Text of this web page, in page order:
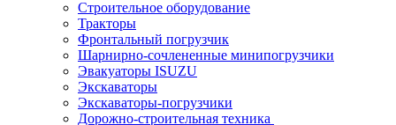
Строительное оборудование
Тракторы
Фронтальный погрузчик
Шарнирно-сочлененные минипогрузчики
Эвакуаторы ISUZU
Экскаваторы
Экскаваторы-погрузчики
Дорожно-строительная техника